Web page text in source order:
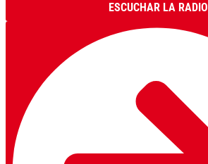
ESCUCHAR LA RADIO